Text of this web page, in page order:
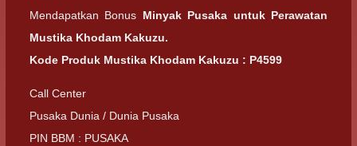
Mendapatkan Bonus Minyak Pusaka untuk Perawatan
Mustika Khodam Kakuzu.
Kode Produk Mustika Khodam Kakuzu : P4599
Call Center
Pusaka Dunia / Dunia Pusaka
PIN BBM : PUSAKA